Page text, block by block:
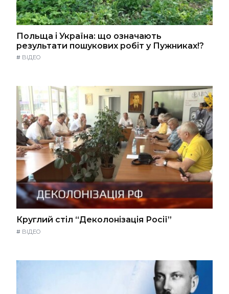
Польща і Україна: що означають
результати пошукових робіт у Пужниках!?
# ВІДЕО
Круглий стіл “Деколонізація Росії”
# ВІДЕО